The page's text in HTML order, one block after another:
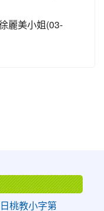
麗美小姐(03-
桃教小字第